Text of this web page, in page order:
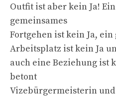
Outfit ist aber kein Ja!
gemeinsames
Fortgehen ist kein Ja,
Arbeitsplatz ist kein Ja
auch eine Beziehung ist
betont
Vizebürgermeisterin